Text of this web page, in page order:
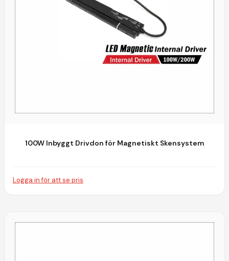
100W Inbyggt Drivdon för Magnetiskt Skensystem
Logga in för att se pris